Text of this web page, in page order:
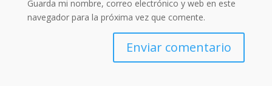
Guarda mi nombre, correo electrónico y web en este
navegador para la próxima vez que comente.
Enviar comentario